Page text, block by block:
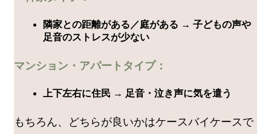
隣家との距離がある／庭がある → 子どもの声や
足音のストレスが少ない
マンション・アパートタイプ：
上下左右に住民 → 足音・泣き声に気を遣う
もちろん、どちらが良いかはケースバイケースで